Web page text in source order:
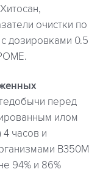
очистки по
дозировками 0.5
перед
илом
4 часов и
B350M
94% и 86%